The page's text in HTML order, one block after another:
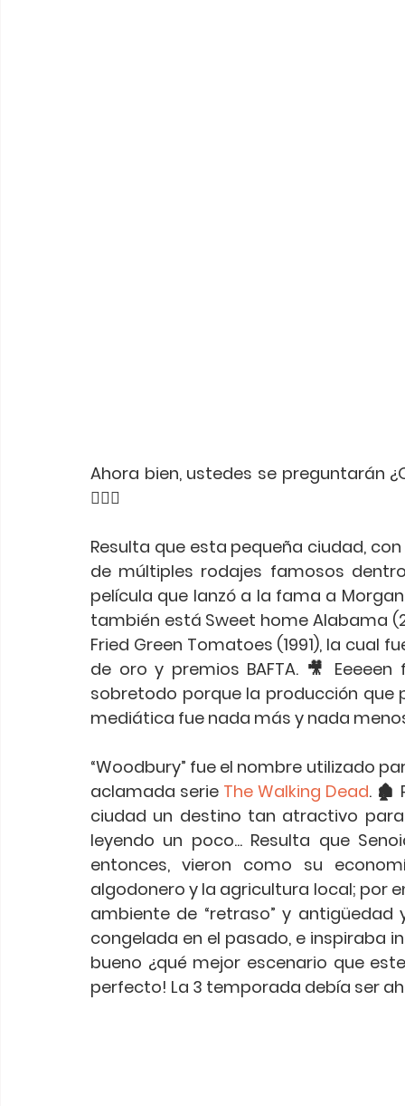
Ahora bien, ustedes se preguntarán
🤷🏻‍♀️
Resulta que esta pequeña ciudad,
de múltiples rodajes famosos
película que lanzó a la fama a
también está Sweet home Alabama
Fried Green Tomatoes (1991), la cual
de oro y premios BAFTA. 🎥
sobretodo porque la producción que
mediática fue nada más y nada
“Woodbury” fue el nombre utilizado
aclamada serie The Walking Dead. 🏚
ciudad un destino tan atractivo
leyendo un poco... Resulta que
entonces, vieron como su
algodonero y la agricultura local; por
ambiente de “retraso” y
congelada en el pasado, e inspiraba
bueno ¿qué mejor escenario que
perfecto! La 3 temporada debía ser